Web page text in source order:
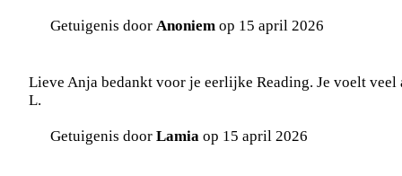
Getuigenis door Anoniem op 15 april 2026
Lieve Anja bedankt voor je eerlijke Reading. Je voelt
L.
Getuigenis door Lamia op 15 april 2026